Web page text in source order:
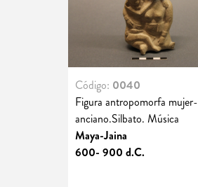
Código: 0040
Figura antropomorfa mujer-
anciano.Silbato. Música
Maya-Jaina
600- 900 d.C.